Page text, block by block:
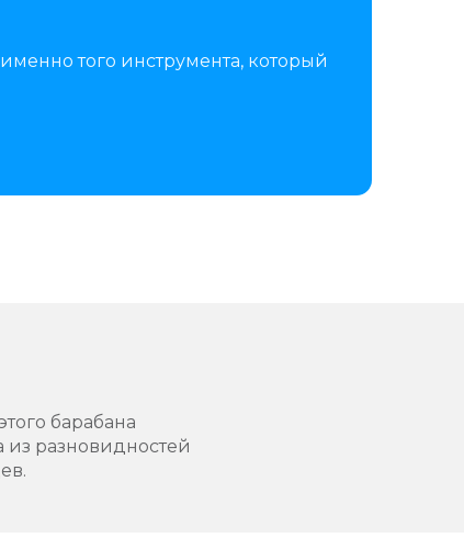
того инструмента, который
барабана
разновидностей